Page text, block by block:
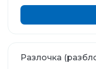
Разлочка